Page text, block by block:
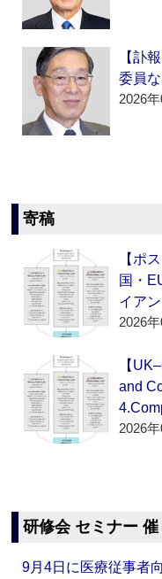
【訃
委員
2026
寄稿
【ポ
国・
イア
2026
【
and
2026
研修会 セミナー 催
9月4日に医療従事者